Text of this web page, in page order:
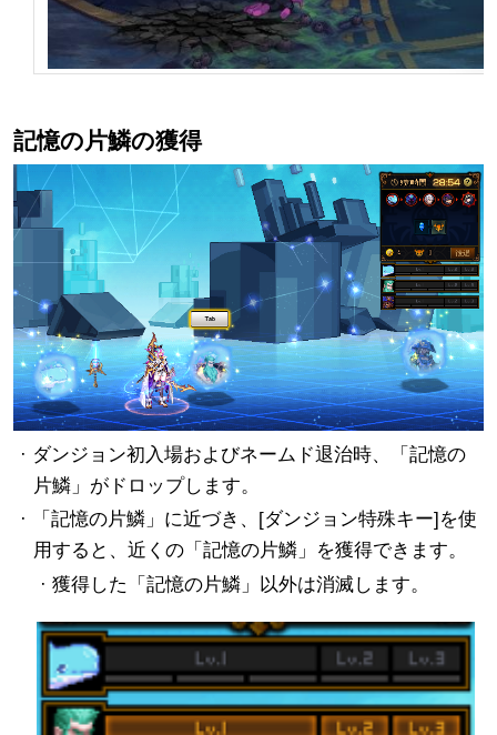
記憶の片鱗の獲得
· ダンジョン初入場およびネームド退治時、「記憶の
片鱗」がドロップします。
· 「記憶の片鱗」に近づき、[ダンジョン特殊キー]を使
用すると、近くの「記憶の片鱗」を獲得できます。
· 獲得した「記憶の片鱗」以外は消滅します。